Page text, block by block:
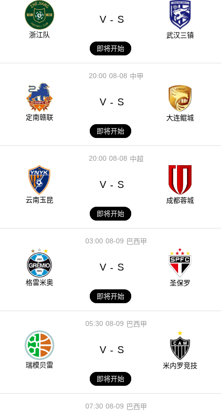
浙江队
V - S
武汉三镇
即将开始
08-08
20:00 中甲
定南赣联
V - S
大连鲲城
即将开始
08-08
20:00 中超
云南玉昆
V - S
成都蓉城
即将开始
08-09
03:00 巴西甲
格雷米奥
V - S
圣保罗
即将开始
08-09
05:30 巴西甲
瑞模贝雷
V - S
米内罗竞技
即将开始
08-09
07:30 巴西甲